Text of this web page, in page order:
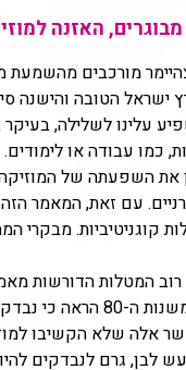
האזנה
מורכבים מהשמעת
הטובה והישנה
עלינו לשלילה,
כמו עבודה או לימודים.
השפעתה של המוזיקה
עם זאת, המאמר
קוגניטיביות. מבקרי
המטלות הדורשות
לעבוד כאשר יש דממה
אלה שלא הקשיבו
לבן, גרם לנבדקים